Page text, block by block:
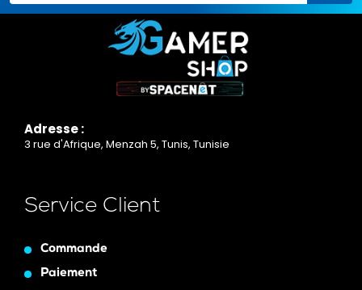
Adresse :
3 rue d'Afrique, Menzah 5, Tunis, Tunisie
Service Client
Commande
Paiement